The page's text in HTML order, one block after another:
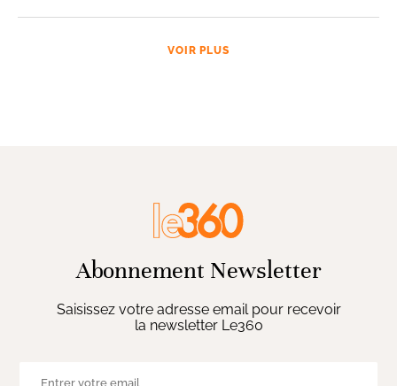
VOIR PLUS
Abonnement Newsletter
Saisissez votre adresse email pour recevoir
la newsletter Le360